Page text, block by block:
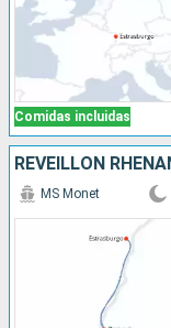
Comidas incluidas
MS Monet